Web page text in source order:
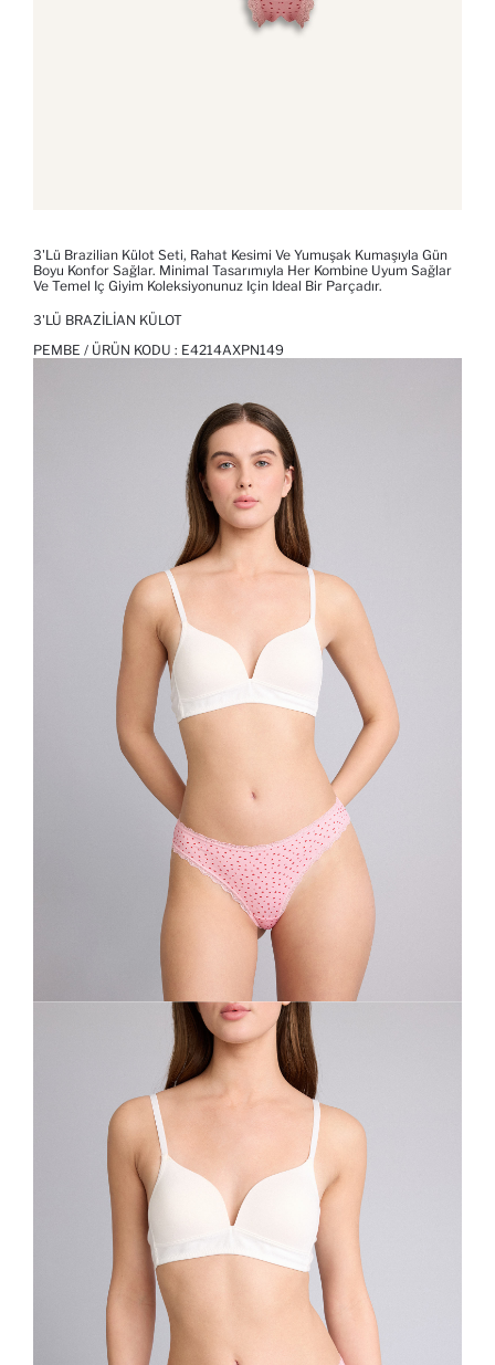
3'lü Brazilian Külot Seti, Rahat Kesimi Ve Yumuşak Kumaşıyla Gün
Boyu Konfor Sağlar. Minimal Tasarımıyla Her Kombine Uyum Sağlar
Ve Temel Iç Giyim Koleksiyonunuz Için Ideal Bir Parçadır.
3'LÜ BRAZILIAN KÜLOT
PEMBE / ÜRÜN KODU : E4214AXPN149